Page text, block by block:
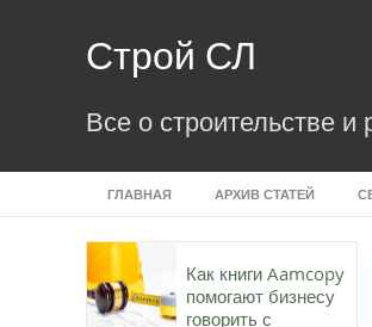
Строй СЛ
Все о строительстве и
ГЛАВНАЯ АРХИВ СТАТЕЙ
Как книги Aamcopy
помогают бизнесу
говорить с